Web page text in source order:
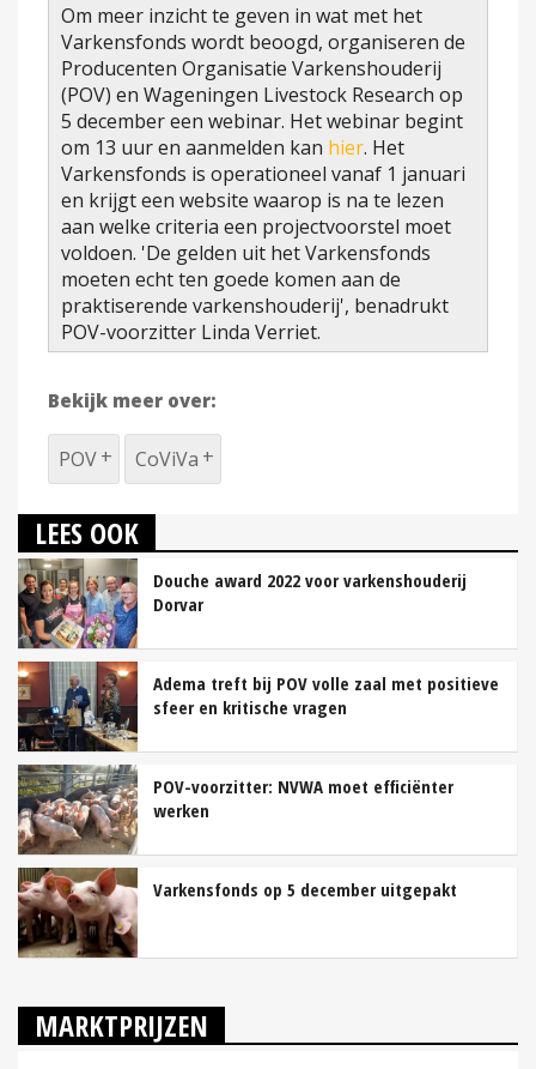
Om meer inzicht te geven in wat met het
Varkensfonds wordt beoogd, organiseren de
Producenten Organisatie Varkenshouderij
(POV) en Wageningen Livestock Research op
5 december een webinar. Het webinar begint
om 13 uur en aanmelden kan hier. Het
Varkensfonds is operationeel vanaf 1 januari
en krijgt een website waarop is na te lezen
aan welke criteria een projectvoorstel moet
voldoen. 'De gelden uit het Varkensfonds
moeten echt ten goede komen aan de
praktiserende varkenshouderij', benadrukt
POV-voorzitter Linda Verriet.
Bekijk meer over:
POV CoViVa
LEES OOK
Douche award 2022 voor varkenshouderij
Dorvar
Adema treft bij POV volle zaal met positieve
sfeer en kritische vragen
POV-voorzitter: NVWA moet efficiënter
werken
Varkensfonds op 5 december uitgepakt
MARKTPRIJZEN